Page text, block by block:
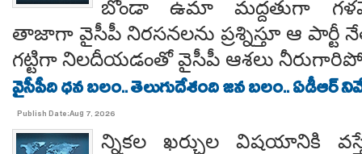
బోండా ఉమా మద్దతుగా
తాజాగా వైసీపీ నిరసనలను ప్రశ్నిస్తూ ఆ
గట్టిగా నిలదీయడంతో వైసీపీ ఆశలు
వైసీపీది ధన బలం.. తెలుగుదేశంది జన బలం.. ఏడీఆర్
Publish Date:Aug 7, 2026
న్నికల ఖర్చుల విషయానికి